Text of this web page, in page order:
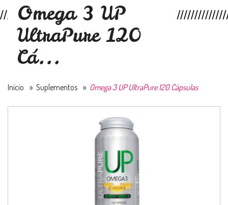
Omega 3 UP
UltraPure 120
Cá...
Inicio » Suplementos » Omega 3 UP UltraPure 120 Cápsulas